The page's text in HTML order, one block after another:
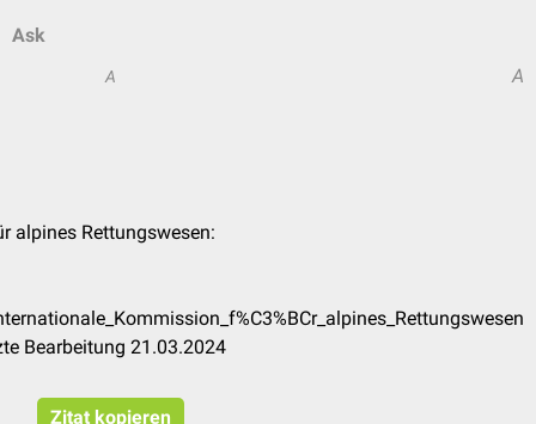
Ask
A A
alpines Rettungswesen:
Bearbeitung 21.03.2024
Zitat kopieren